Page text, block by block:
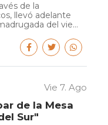
de la
llevó adelante
del vie...
Vie 7. Ago
de la Mesa
Sur"